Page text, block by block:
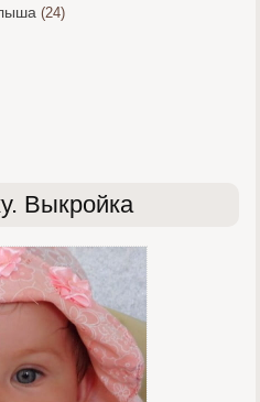
(24)
Выкройка